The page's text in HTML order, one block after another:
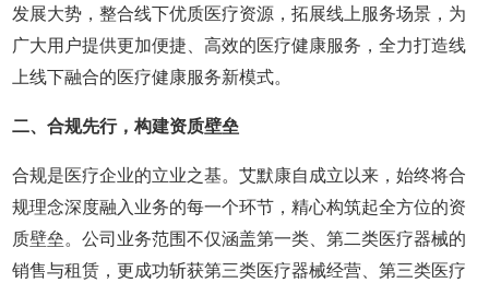
发展大势，整合线下优质医疗资源，拓展线上服务场景，为
广大用户提供更加便捷、高效的医疗健康服务，全力打造线
上线下融合的医疗健康服务新模式。
二、合规先行，构建资质壁垒
合规是医疗企业的立业之基。艾默康自成立以来，始终将合
规理念深度融入业务的每一个环节，精心构筑起全方位的资
质壁垒。公司业务范围不仅涵盖第一类、第二类医疗器械的
销售与租赁，更成功斩获第三类医疗器械经营、第三类医疗